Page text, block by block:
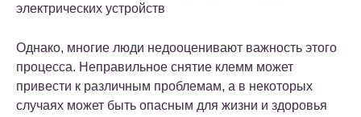
электрических устройств
Однако, многие люди недооценивают важность этого
процесса. Неправильное снятие клемм может
привести к различным проблемам, а в некоторых
случаях может быть опасным для жизни и здоровья